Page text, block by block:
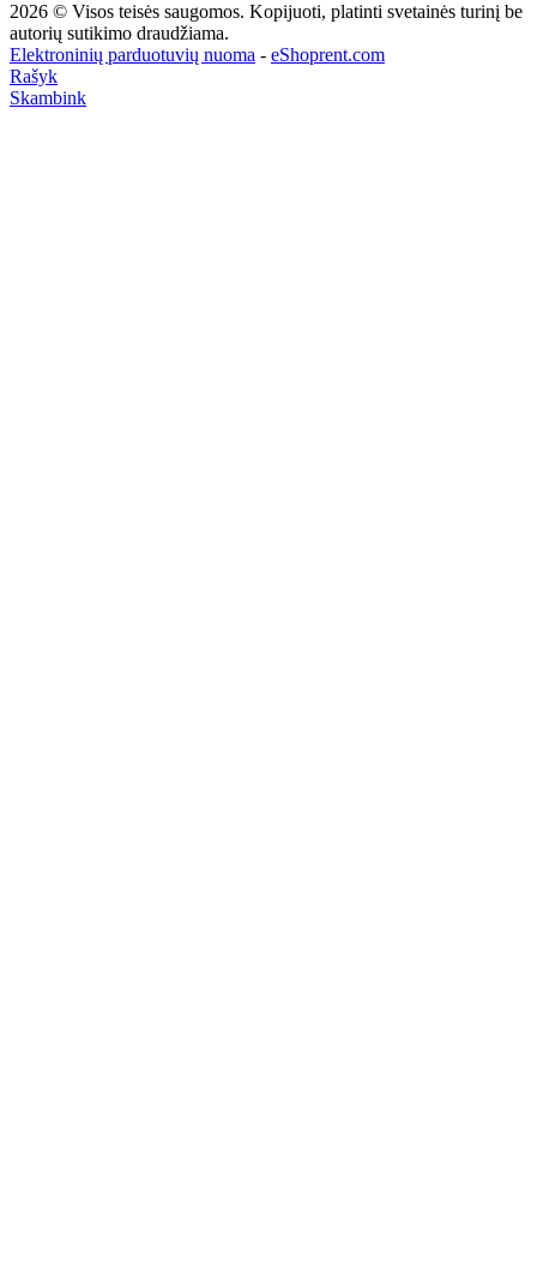
2026 © Visos teisės saugomos. Kopijuoti, platinti svetainės turinį be
autorių sutikimo draudžiama.
Elektroninių parduotuvių nuoma - eShoprent.com
Rašyk
Skambink